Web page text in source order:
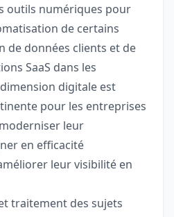
outils numériques pour
de certains
de données clients et de
SaaS dans les
digitale est
pour les entreprises
leur
en efficacité
leur visibilité en
traitement des sujets